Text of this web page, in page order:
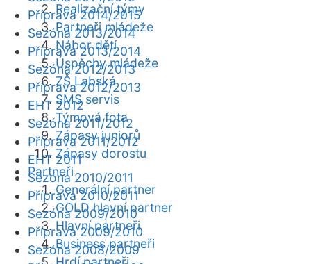
Realizační týmy
Partneři mládeže
Nábor dětí
Úspěchy mládeže
ZŠ Labská
SMS servis
Týmová fota
Zápasy juniorů
Zápasy dorostu
Partneři
Generální partner
GOLD hlavní partner
Hlavní partneři
Business partneři
Příprava 2014/2015
Sezóna 2013/2014
Příprava 2013/2014
Sezóna 2012/2013
Příprava 2012/2013
EHT 2012
Sezóna 2011/2012
Příprava 2011/2012
EHT 2011
Sezóna 2010/2011
Příprava 2010/2011
Sezóna 2009/2010
Příprava 2009/2010
Sezóna 2008/2009